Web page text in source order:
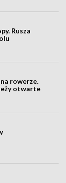
Rusza
rowerze.
otwarte